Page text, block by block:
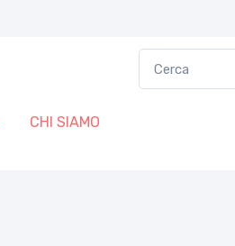
CHI SIAMO